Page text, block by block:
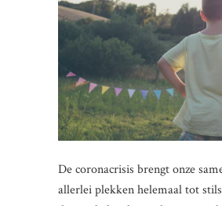
De coronacrisis brengt onze
allerlei plekken helemaal tot